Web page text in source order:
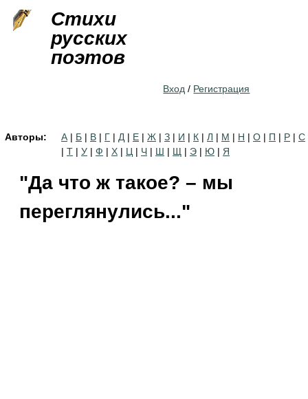
Стихи
русских
поэтов
Вход / Регистрация
Авторы: А | Б | В | Г | Д | Е | Ж | З | И | К | Л | М | Н | О | П | Р | С
| Т | У | Ф | Х | Ц | Ч | Ш | Щ | Э | Ю | Я
"Да что ж такое? – мы
переглянулись..."